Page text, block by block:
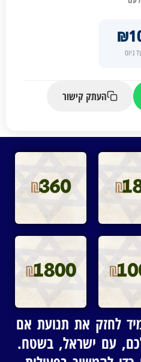
גיוס
העתק קישור
לחזק את תנועת אם
עם ישראל, בשטח.